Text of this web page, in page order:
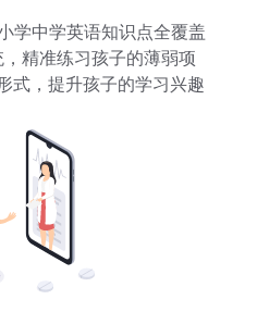
学中学英语知识点全覆盖
精准练习孩子的薄弱项
式，提升孩子的学习兴趣